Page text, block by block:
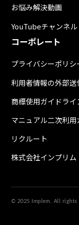
お悩み解決動画
YouTubeチャンネル
コーポレート
プライバシーポリシ
利用者情報の外部送
商標使用ガイドライ
マニュアル二次利
リクルート
株式会社インプリム
© 2025 Implem. All rights